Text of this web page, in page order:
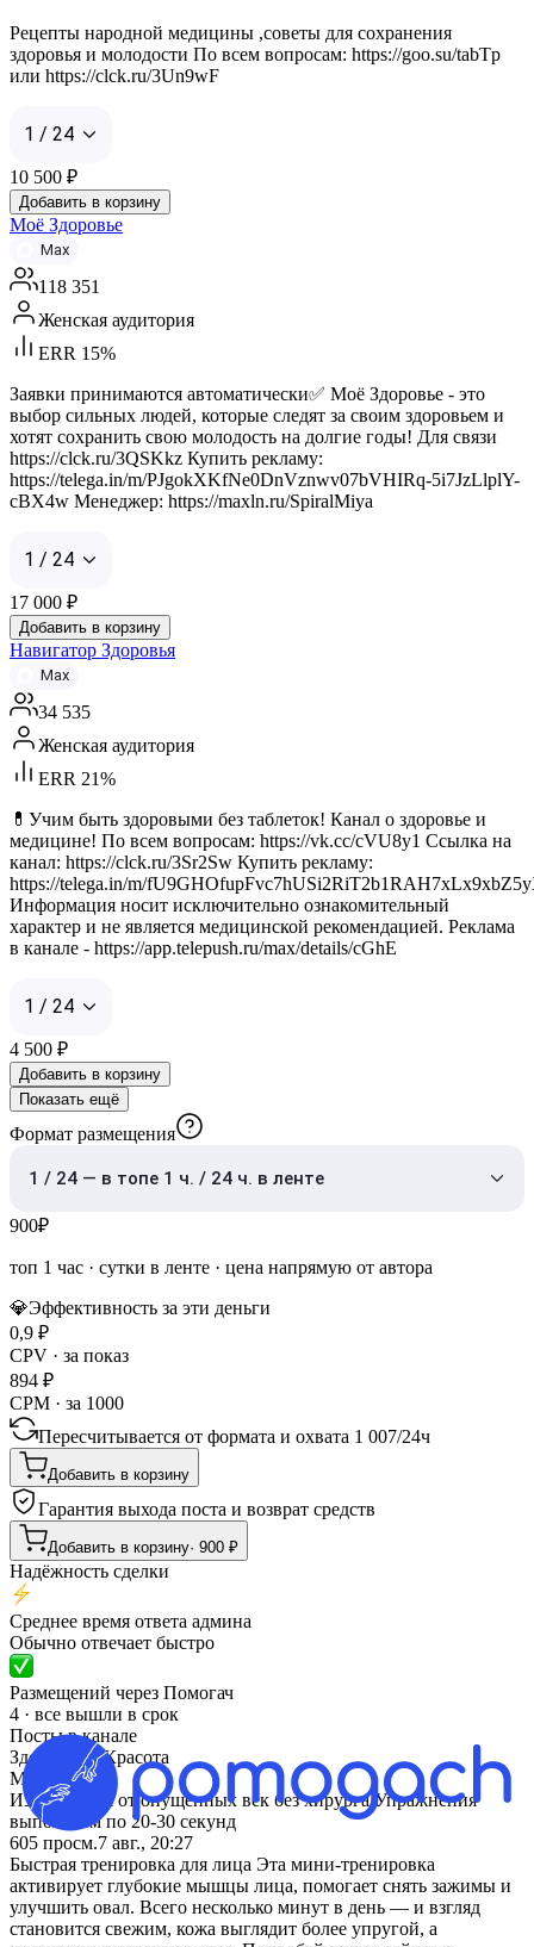
Рецепты народной медицины ,советы для сохранения
здоровья и молодости По всем вопросам: https://goo.su/tabTp
или https://clck.ru/3Un9wF
1 / 24
10 500 ₽
Добавить в корзину
Моё Здоровье
Max
118 351
Женская аудитория
ERR 15%
Заявки принимаются автоматически✅ Моё Здоровье - это
выбор сильных людей, которые следят за своим здоровьем и
хотят сохранить свою молодость на долгие годы! Для связи
https://clck.ru/3QSKkz Купить рекламу:
https://telega.in/m/PJgokXKfNe0DnVznwv07bVHIRq-5i7JzLlplY-
cBX4w Менеджер: https://maxln.ru/SpiralMiya
1 / 24
17 000 ₽
Добавить в корзину
Навигатор Здоровья
Max
34 535
Женская аудитория
ERR 21%
💊Учим быть здоровыми без таблеток! Канал о здоровье и
медицине! По всем вопросам: https://vk.cc/cVU8y1 Ссылка на
канал: https://clck.ru/3Sr2Sw Купить рекламу:
https://telega.in/m/
Информация носит исключительно ознакомительный
характер и не является медицинской рекомендацией. Реклама
в канале - https://app.telepush.ru/max/details/cGhE
1 / 24
4 500 ₽
Добавить в корзину
Показать ещё
Формат размещения
1 / 24 — в топе 1 ч. / 24 ч. в ленте
900₽
топ 1 час · сутки в ленте · цена напрямую от автора
💎Эффективность за эти деньги
0,9 ₽
CPV · за показ
894 ₽
CPM · за 1000
Пересчитывается от формата и охвата 1 007/24ч
Добавить в корзину
Гарантия выхода поста и возврат средств
Добавить в корзину· 900 ₽
Надёжность сделки
Среднее время ответа админа
Обычно отвечает быстро
Размещений через Помогач
4 · все вышли в срок
Посты в канале
Здоровье и Красота
MAX
· канал
Избавляемся от опущенных век без хирурга Упражнения
выполняем по 20-30 секунд
605 просм.7 авг., 20:27
Быстрая тренировка для лица Эта мини-тренировка
активирует глубокие мышцы лица, помогает снять зажимы и
улучшить овал. Всего несколько минут в день — и взгляд
становится свежим, кожа выглядит более упругой, а